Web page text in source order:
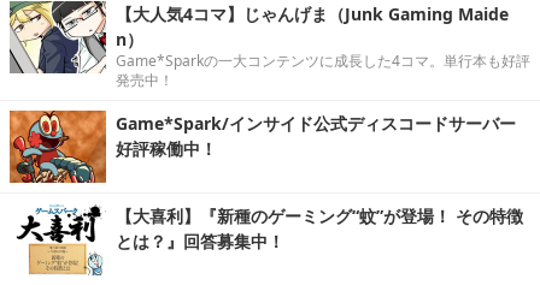
【大人気4コマ】じゃんげま（Junk Gaming Maide
n）
Game*Sparkの一大コンテンツに成長した4コマ。単行本も好評
発売中！
Game*Spark/インサイド公式ディスコードサーバー
好評稼働中！
【大喜利】『新種のゲーミング“蚊”が登場！ その特徴
とは？』回答募集中！